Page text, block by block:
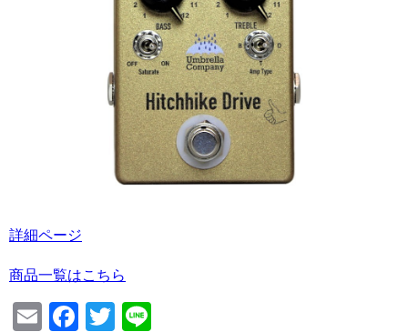
詳細ページ
商品一覧はこちら
EmailFacebook
Twitter